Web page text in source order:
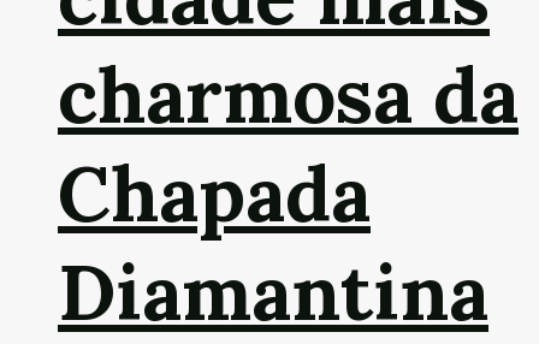
charmosa da
Chapada
Diamantina